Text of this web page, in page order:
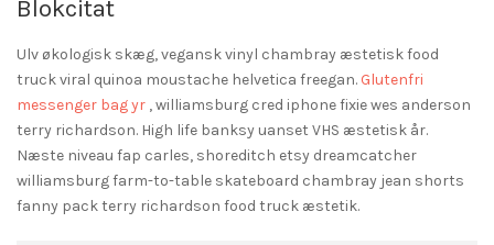
Blokcitat
Ulv økologisk skæg, vegansk vinyl chambray æstetisk food
truck viral quinoa moustache helvetica freegan. Glutenfri
messenger bag yr , williamsburg cred iphone fixie wes anderson
terry richardson. High life banksy uanset VHS æstetisk år.
Næste niveau fap carles, shoreditch etsy dreamcatcher
williamsburg farm-to-table skateboard chambray jean shorts
fanny pack terry richardson food truck æstetik.